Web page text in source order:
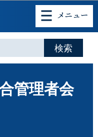
へ移動
管理者会